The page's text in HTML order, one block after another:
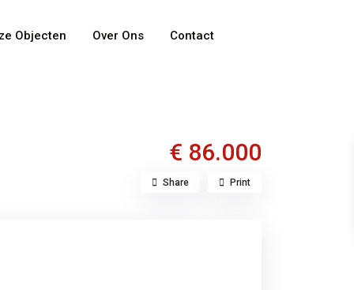
Objecten Over Ons
Contact
€ 86.000
Share Print